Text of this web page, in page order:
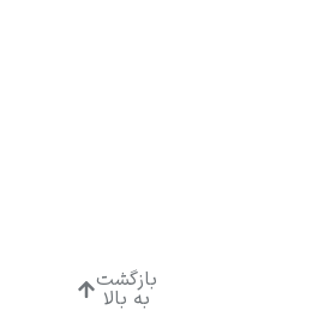
بازگشت
به بالا